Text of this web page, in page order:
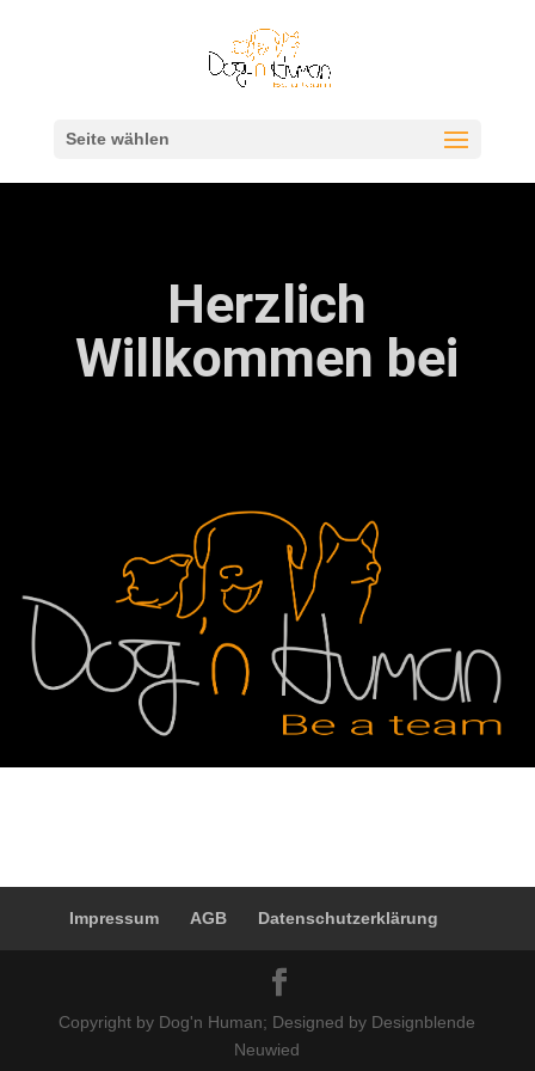
Seite wählen
Herzlich
Willkommen bei
Impressum AGB Datenschutzerklärung
Copyright by Dog'n Human; Designed by Designblende
Neuwied